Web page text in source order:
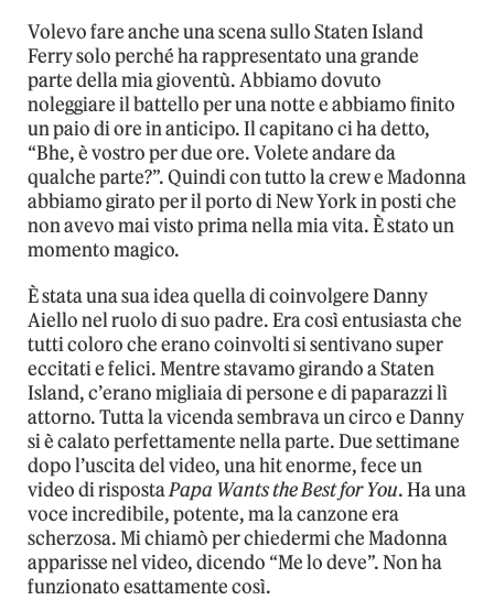
Volevo fare anche una scena sullo Staten Island
Ferry solo perché ha rappresentato una grande
parte della mia gioventù. Abbiamo dovuto
noleggiare il battello per una notte e abbiamo finito
un paio di ore in anticipo. Il capitano ci ha detto,
“Bhe, è vostro per due ore. Volete andare da
qualche parte?”. Quindi con tutto la crew e Madonna
abbiamo girato per il porto di New York in posti che
non avevo mai visto prima nella mia vita. È stato un
momento magico.
È stata una sua idea quella di coinvolgere Danny
Aiello nel ruolo di suo padre. Era così entusiasta che
tutti coloro che erano coinvolti si sentivano super
eccitati e felici. Mentre stavamo girando a Staten
Island, c’erano migliaia di persone e di paparazzi lì
attorno. Tutta la vicenda sembrava un circo e Danny
si è calato perfettamente nella parte. Due settimane
dopo l’uscita del video, una hit enorme, fece un
video di rispostaPapa Wants the Best for You. Ha una
voce incredibile, potente, ma la canzone era
scherzosa. Mi chiamò per chiedermi che Madonna
apparisse nel video, dicendo “Me lo deve”. Non ha
funzionato esattamente così.